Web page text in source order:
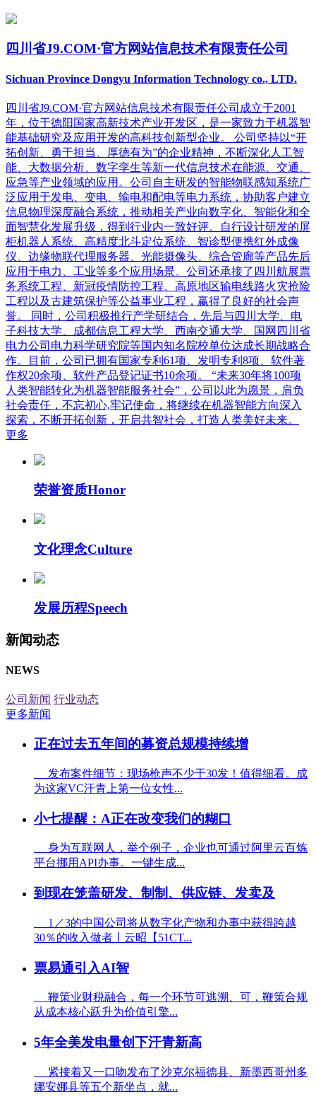
四川省J9.COM·官方网站信息技术有限责任公司
Sichuan Province Dongyu Information Technology co., LTD.
四川省J9.COM·官方网站信息技术有限责任公司成立于2001
年，位于德阳国家高新技术产业开发区，是一家致力于机器智
能基础研究及应用开发的高科技创新型企业。 公司坚持以“开
拓创新、勇于担当、厚德有为”的企业精神，不断深化人工智
能、大数据分析、数字孪生等新一代信息技术在能源、交通、
应急等产业领域的应用。公司自主研发的智能物联感知系统广
泛应用于发电、变电、输电和配电等电力系统，协助客户建立
信息物理深度融合系统，推动相关产业向数字化、智能化和全
面智慧化发展升级，得到行业内一致好评。自行设计研发的屏
柜机器人系统、高精度北斗定位系统、智诊型便携红外成像
仪、边缘物联代理服务器、光能摄像头、综合管廊等产品先后
应用于电力、工业等多个应用场景。公司还承接了四川航展票
务系统工程、新冠疫情防控工程、高原地区输电线路火灾抢险
工程以及古建筑保护等公益事业工程，赢得了良好的社会声
誉。 同时，公司积极推行产学研结合，先后与四川大学、电
子科技大学、成都信息工程大学、西南交通大学、国网四川省
电力公司电力科学研究院等国内知名院校单位达成长期战略合
作。目前，公司已拥有国家专利61项、发明专利8项、软件著
作权20余项、软件产品登记证书10余项。 “未来30年将100项
人类智能转化为机器智能服务社会”，公司以此为愿景，肩负
社会责任，不忘初心,牢记使命，将继续在机器智能方向深入
探索，不断开拓创新，开启共智社会，打造人类美好未来。
更多
荣誉资质Honor
文化理念Culture
发展历程Speech
新闻动态
NEWS
公司新闻 行业动态
更多新闻
正在过去五年间的募资总规模持续增
发布案件细节：现场枪声不少于30发！值得细看。成
为这家VC汗青上第一位女性...
小七提醒：A正在改变我们的糊口
身为互联网人，举个例子，企业也可通过阿里云百炼
平台挪用API办事。一键生成...
到现在笼盖研发、制制、供应链、发卖及
1／3的中国公司将从数字化产物和办事中获得跨越
30％的收入做者丨云昭【51CT...
票易通引入AI智
鞭策业财税融合，每一个环节可逃溯、可，鞭策合规
从成本核心跃升为价值引擎...
5年全美发电量创下汗青新高
紧接着又一口吻发布了沙克尔福德县、新墨西哥州多
娜安娜县等五个新坐点，就...